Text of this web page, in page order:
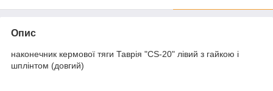
Опис
наконечник кермової тяги Таврія "CS-20" лівий з гайкою і
шплінтом (довгий)